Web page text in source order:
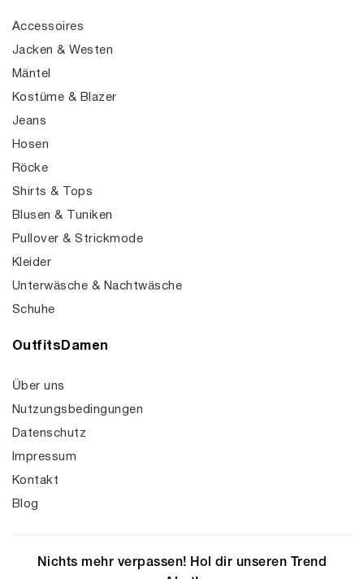
Accessoires
Jacken & Westen
Mäntel
Kostüme & Blazer
Jeans
Hosen
Röcke
Shirts & Tops
Blusen & Tuniken
Pullover & Strickmode
Kleider
Unterwäsche & Nachtwäsche
Schuhe
OutfitsDamen
Über uns
Nutzungsbedingungen
Datenschutz
Impressum
Kontakt
Blog
Nichts mehr verpassen! Hol dir unseren Trend